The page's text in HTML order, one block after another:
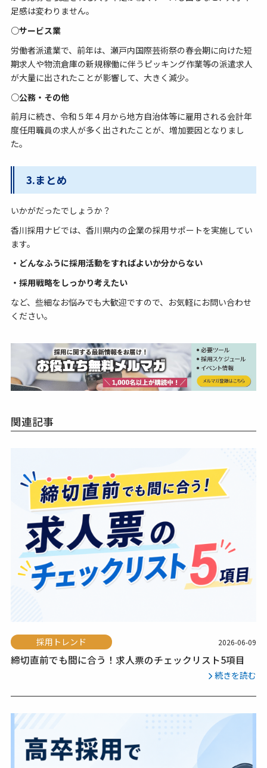
足感は変わりません。
○サービス業
労働者派遣業で、前年は、瀬戸内国際芸術祭の春会期に向けた短
期求人や物流倉庫の新規稼働に伴うピッキング作業等の派遣求人
が大量に出されたことが影響して、大きく減少。
○公務・その他
前月に続き、令和５年４月から地方自治体等に雇用される会計年
度任用職員の求人が多く出されたことが、増加要因となりまし
た。
3.まとめ
いかがだったでしょうか？
香川採用ナビでは、香川県内の企業の採用サポートを実施してい
ます。
・どんなふうに採用活動をすればよいか分からない
・採用戦略をしっかり考えたい
など、些細なお悩みでも大歓迎ですので、お気軽にお問い合わせ
ください。
関連記事
採用トレンド 2026-06-09
締切直前でも間に合う！求人票のチェックリスト5項目
続きを読む